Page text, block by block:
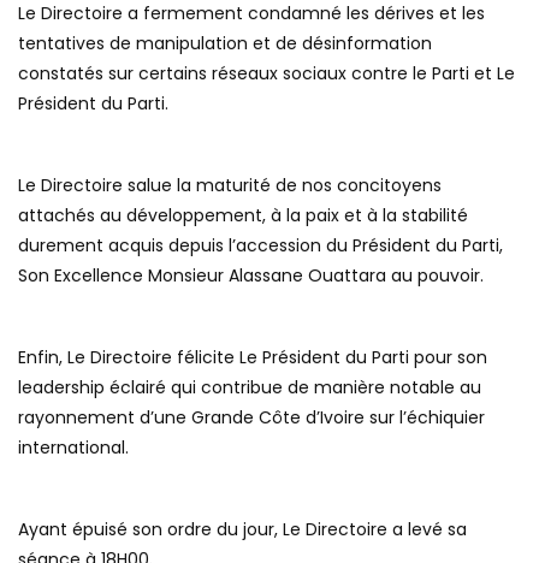
Le Directoire a fermement condamné les dérives et les
tentatives de manipulation et de désinformation
constatés sur certains réseaux sociaux contre le Parti et Le
Président du Parti.
Le Directoire salue la maturité de nos concitoyens
attachés au développement, à la paix et à la stabilité
durement acquis depuis l’accession du Président du Parti,
Son Excellence Monsieur Alassane Ouattara au pouvoir.
Enfin, Le Directoire félicite Le Président du Parti pour son
leadership éclairé qui contribue de manière notable au
rayonnement d’une Grande Côte d’Ivoire sur l’échiquier
international.
Ayant épuisé son ordre du jour, Le Directoire a levé sa